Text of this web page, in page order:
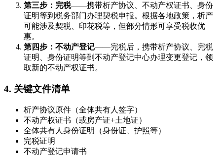
第三步：完税——携带析产协议、不动产权证书、身份
证明等到税务部门办理契税申报。根据各地政策，析产
可能涉及契税、印花税等，但部分情形可享受税收优
惠。
第四步：不动产登记——完税后，携带析产协议、完税
证明、身份证明等到不动产登记中心办理变更登记，领
取新的不动产权证书。
4. 关键文件清单
析产协议原件（全体共有人签字）
不动产权证书（或房产证+土地证）
全体共有人身份证明（身份证、护照等）
完税证明
不动产登记申请书